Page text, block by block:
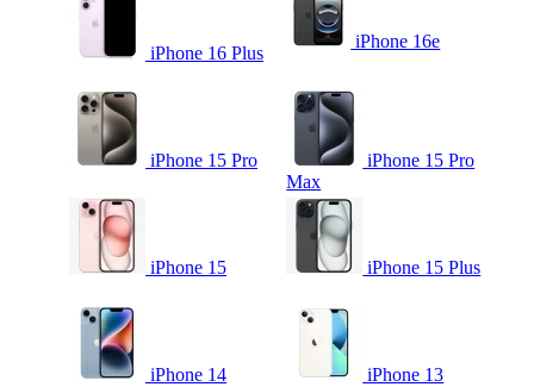
iPhone 16 Plus
iPhone 16e
iPhone 15 Pro
iPhone 15 Pro
Max
iPhone 15 iPhone 15 Plus
iPhone 14 iPhone 13